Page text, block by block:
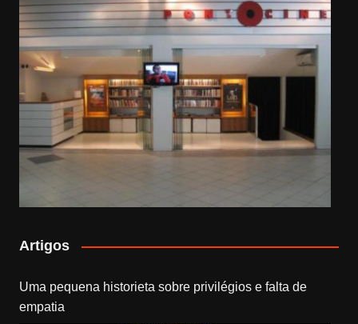
Artigos
Uma pequena historieta sobre privilégios e falta de
empatia